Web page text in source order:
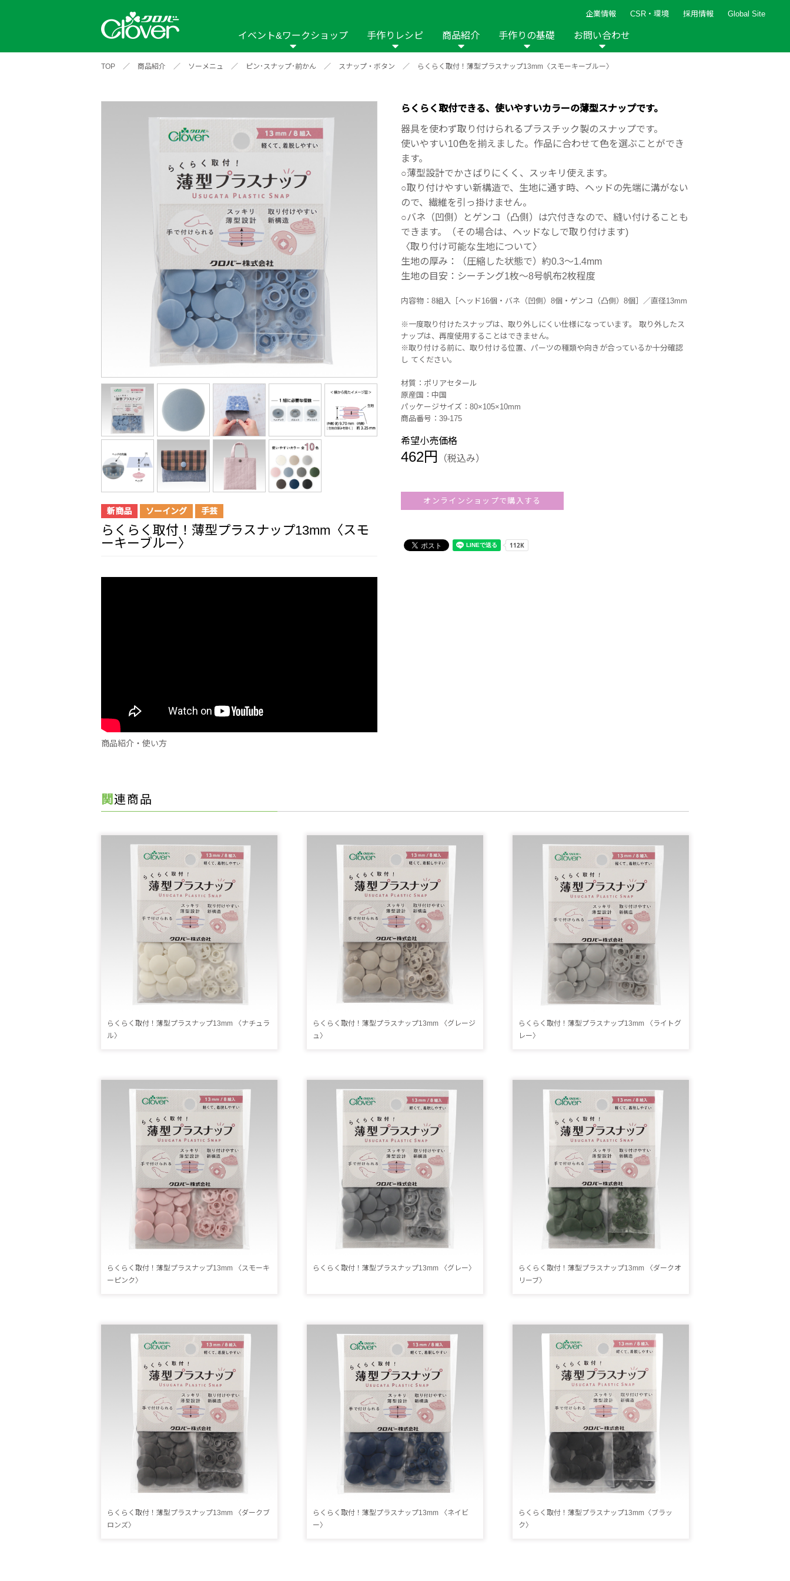
企業情報 CSR・環境 採用情報 Global Site
イベント&ワークショップ
ワークショップ
イベントレポート
2019年 2018年 2015年 2014年
手作りレシピ
パッチワーク・キルト
布の手芸 糸の手芸
羊毛の手芸 刺しゅう
編み物 インテリア
その他
人気レシピ
商品紹介
商品名や商品情報など
新商品一覧 縫い針 ソーイング用品 はさみ ソーメニュ パッチワーク・キルト 手芸用品 編み針
作品本 おなまえつけグッズ ペーパークラフト
クロバーモチーフ ポルトボヌール
手作りの基礎 お問い合わせ
TOP ／ 商品紹介 ／ ソーメニュ ／ ピン･スナップ･前かん ／ スナップ・ボタン ／ らくらく取付！薄型プラスナップ13mm〈スモーキーブルー〉
新商品 ソーイング 手芸
らくらく取付！薄型プラスナップ13mm〈スモ
ーキーブルー〉
商品紹介・使い方
らくらく取付できる、使いやすいカラーの薄型スナップです。
器具を使わず取り付けられるプラスチック製のスナップです。
使いやすい10色を揃えました。作品に合わせて色を選ぶことができ
ます。
○薄型設計でかさばりにくく、スッキリ使えます。
○取り付けやすい新構造で、生地に通す時、ヘッドの先端に溝がない
ので、繊維を引っ掛けません。
○バネ（凹側）とゲンコ（凸側）は穴付きなので、縫い付けることも
できます。（その場合は、ヘッドなしで取り付けます)
〈取り付け可能な生地について〉
生地の厚み：（圧縮した状態で）約0.3～1.4mm
生地の目安：シーチング1枚～8号帆布2枚程度
内容物：8組入［ヘッド16個・バネ（凹側）8個・ゲンコ（凸側）8個］／直径13mm
※一度取り付けたスナップは、取り外しにくい仕様になっています。 取り外したス
ナップは、再度使用することはできません。
※取り付ける前に、取り付ける位置、パーツの種類や向きが合っているか十分確認
し てください。
材質：ポリアセタール
原産国：中国
パッケージサイズ：80×105×10mm
商品番号：39-175
希望小売価格
462円 （税込み）
オンラインショップで購入する
関連商品
らくらく取付！薄型プラスナップ13mm 〈ナチュラ
ル〉
らくらく取付！薄型プラスナップ13mm 〈グレージ
ュ〉
らくらく取付！薄型プラスナップ13mm 〈ライトグ
レー〉
らくらく取付！薄型プラスナップ13mm 〈スモーキ
ーピンク〉
らくらく取付！薄型プラスナップ13mm 〈グレー〉
らくらく取付！薄型プラスナップ13mm 〈ダークオ
リーブ〉
らくらく取付！薄型プラスナップ13mm 〈ダークブ
ロンズ〉
らくらく取付！薄型プラスナップ13mm 〈ネイビ
ー〉
らくらく取付！薄型プラスナップ13mm〈ブラッ
ク〉